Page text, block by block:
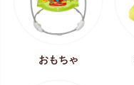
おもちゃ